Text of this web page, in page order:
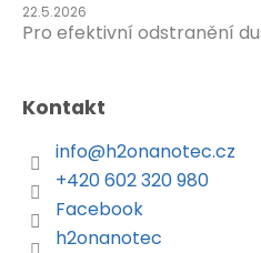
22.5.2026
Pro efektivní odstranění
Kontakt
info@h2onanotec.cz
+420 602 320 980
Facebook
h2onanotec